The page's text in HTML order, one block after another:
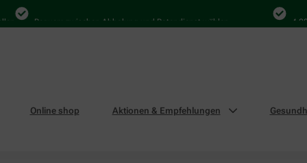
Bequem zwischen Abholung und Botendienst wählen
Online shop Aktionen & Empfehlungen